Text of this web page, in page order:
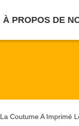
À PROPOS DE
La Coutume A Imprimé